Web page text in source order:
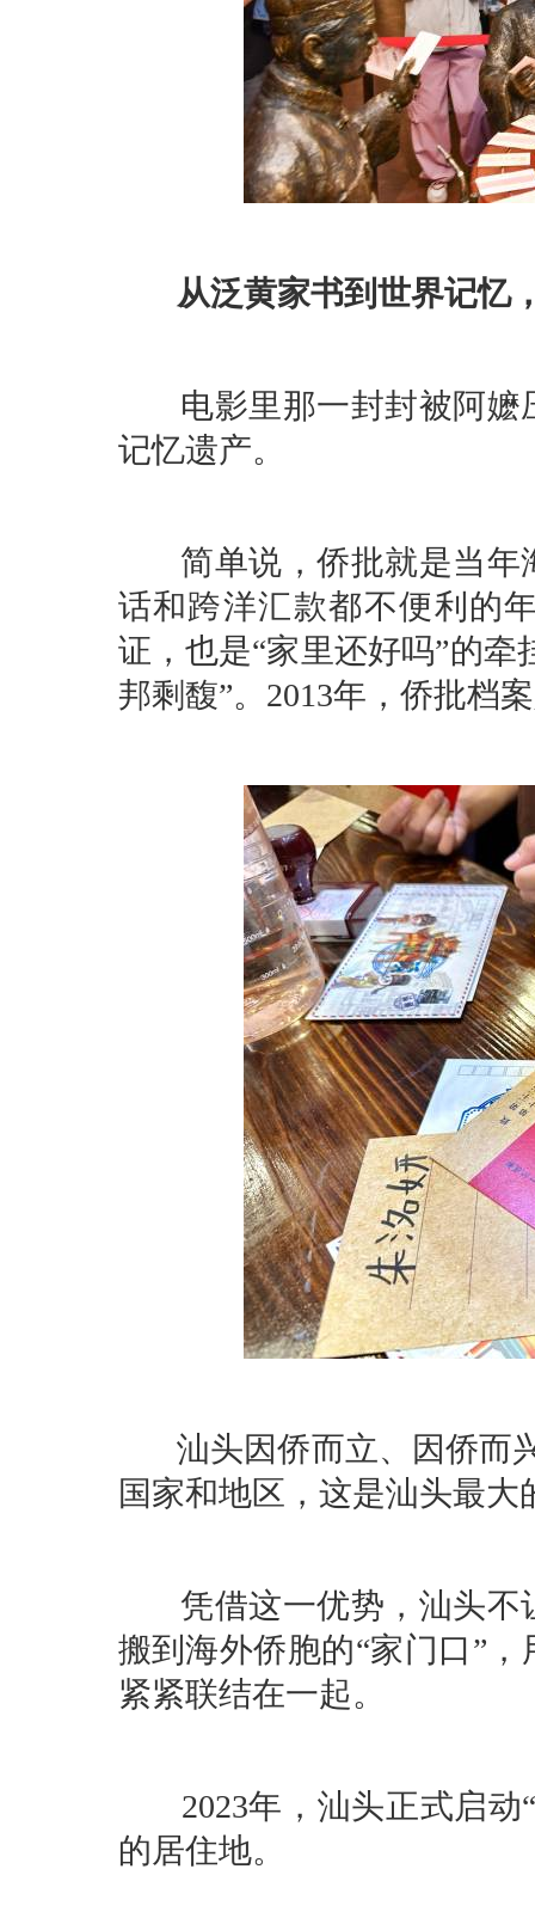
从泛黄家书到世界记忆
电影里那一封封被阿嬷
记忆遗产。
简单说，侨批就是当年
话和跨洋汇款都不便利的
证，也是“家里还好吗”的牵
邦剩馥”。2013年，侨批档
汕头因侨而立、因侨而兴
国家和地区，这是汕头最
凭借这一优势，汕头不
搬到海外侨胞的“家门口”
紧紧联结在一起。
2023年，汕头正式启动“
的居住地。